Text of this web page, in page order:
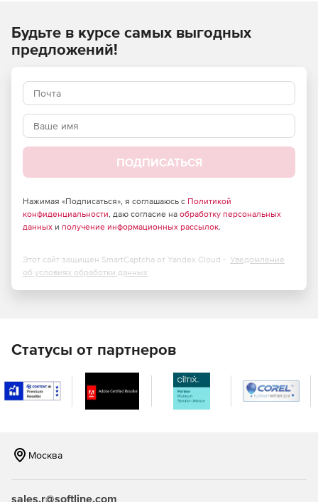
Будьте в курсе самых выгодных
предложений!
ПОДПИСАТЬСЯ
Нажимая «Подписаться», я соглашаюсь с Политикой
конфиденциальности, даю согласие на обработку персональных
данных и получение информационных рассылок.
Этот сайт защищен SmartCaptcha от Yandex Cloud - Уведомление
об условиях обработки данных
Статусы от партнеров
Москва
sales.r@softline.com